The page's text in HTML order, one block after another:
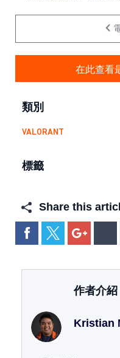
在此查看
類別
VALORANT
標籤
Share this
作者介紹
Kristian